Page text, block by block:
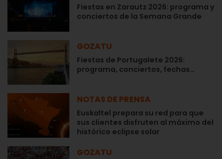
Fiestas en Zarautz 2026: programa y
conciertos de la Semana Grande
GOZATU
Fiestas de Portugalete 2026:
programa, conciertos, fechas…
NOTAS DE PRENSA
Euskaltel prepara su red para que
sus clientes disfruten al máximo del
histórico eclipse solar
GOZATU